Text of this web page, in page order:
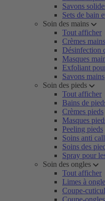
Savons
Sets de bain
Soin des mains
Tout afficher
Crèmes mains
Désinfection
Masques
Exfoliant
Savons mains
Soin des pieds
Tout afficher
Bains de
Crèmes pieds
Masques
Peeling pieds
Soins anti
Soins des
Spray pour
Soin des ongles
Tout afficher
Limes à
Coupe-
Coupe-ongles